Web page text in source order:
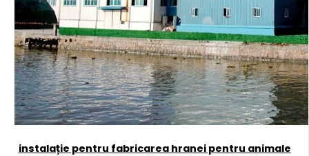
instalație pentru fabricarea hranei pentru animale